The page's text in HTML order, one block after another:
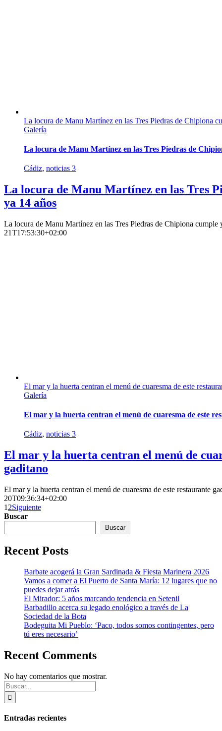
La locura de Manu Martínez en las Tres Piedras de Chipiona
Galería
La locura de Manu Martínez en las Tres Piedras de
Cádiz, noticias 3
La locura de Manu Martínez en las Tres
ya 14 años
La locura de Manu Martínez en las Tres Piedras de Chipiona cumple
21T17:53:30+02:00
El mar y la huerta centran el menú de cuaresma de este
Galería
El mar y la huerta centran el menú de cuaresma de este
Cádiz, noticias 3
El mar y la huerta centran el menú de
gaditano
El mar y la huerta centran el menú de cuaresma de este restaurante
20T09:36:34+02:00
1 2Siguiente
Buscar
Buscar
Recent Posts
Barbate acogerá la Gran Sardinada & Fiesta Marinera 2026
Vamos a comer a El Puerto de Santa María: 12 lugares que no
puedes dejar atrás
El Mirador: 5 años marcando tendencia en Setenil
Barbadillo acerca su legado enológico a través de La
Sociedad de la Bota
Bodeguita Mi Pueblo: ‘Paco, todos somos contingentes, pero
tú eres necesario’
Recent Comments
No hay comentarios que mostrar.
Buscar:
Entradas recientes